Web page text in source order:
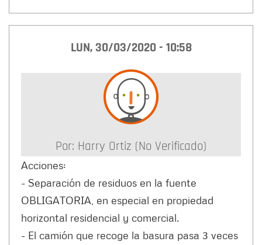
LUN, 30/03/2020 - 10:58
Por: Harry Ortiz (no Verificado)
Acciones:
- Separación de residuos en la fuente
OBLIGATORIA, en especial en propiedad
horizontal residencial y comercial.
- El camión que recoge la basura pasa 3 veces